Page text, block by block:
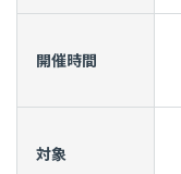
開催時間
対象